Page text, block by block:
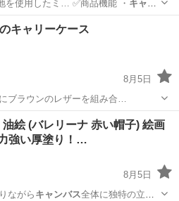
を使用したミ… ✅商品機能 ・ キャン
：キャンバス生地 開閉：ボ… トート
チ…
バッグ
キャリーケース
8月5日
ブラウンのレザーを組み合…
バッグ
絵 (バレリーナ 赤い帽子) 絵画
強い厚塗り！…
8月5日
ながら キャンバス全体に独特の立体